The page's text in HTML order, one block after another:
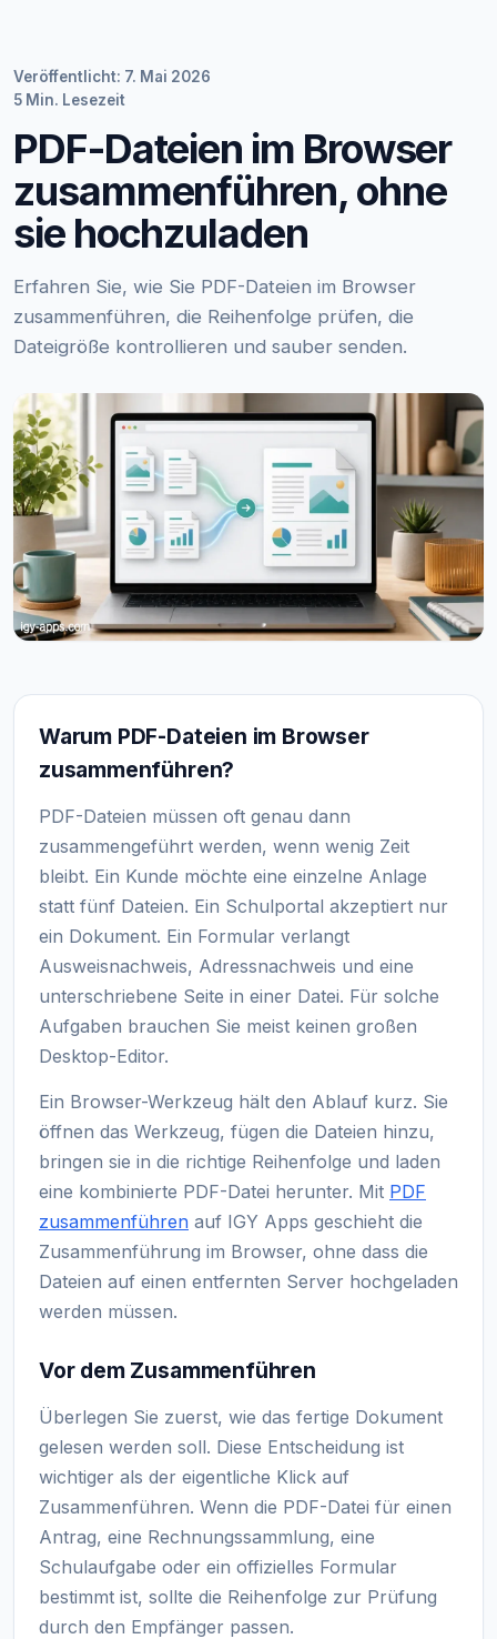
Veröffentlicht: 7. Mai 2026
5 Min. Lesezeit
PDF-Dateien im Browser
zusammenführen, ohne
sie hochzuladen
Erfahren Sie, wie Sie PDF-Dateien im Browser
zusammenführen, die Reihenfolge prüfen, die
Dateigröße kontrollieren und sauber senden.
Warum PDF-Dateien im Browser
zusammenführen?
PDF-Dateien müssen oft genau dann
zusammengeführt werden, wenn wenig Zeit
bleibt. Ein Kunde möchte eine einzelne Anlage
statt fünf Dateien. Ein Schulportal akzeptiert nur
ein Dokument. Ein Formular verlangt
Ausweisnachweis, Adressnachweis und eine
unterschriebene Seite in einer Datei. Für solche
Aufgaben brauchen Sie meist keinen großen
Desktop-Editor.
Ein Browser-Werkzeug hält den Ablauf kurz. Sie
öffnen das Werkzeug, fügen die Dateien hinzu,
bringen sie in die richtige Reihenfolge und laden
eine kombinierte PDF-Datei herunter. Mit PDF
zusammenführen auf IGY Apps geschieht die
Zusammenführung im Browser, ohne dass die
Dateien auf einen entfernten Server hochgeladen
werden müssen.
Vor dem Zusammenführen
Überlegen Sie zuerst, wie das fertige Dokument
gelesen werden soll. Diese Entscheidung ist
wichtiger als der eigentliche Klick auf
Zusammenführen. Wenn die PDF-Datei für einen
Antrag, eine Rechnungssammlung, eine
Schulaufgabe oder ein offizielles Formular
bestimmt ist, sollte die Reihenfolge zur Prüfung
durch den Empfänger passen.